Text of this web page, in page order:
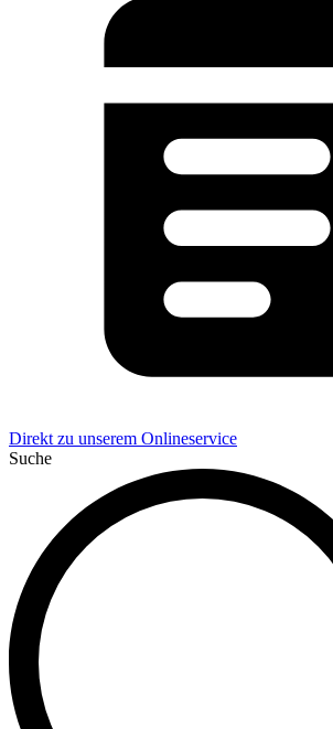
Direkt zu unserem Onlineservice
Suche